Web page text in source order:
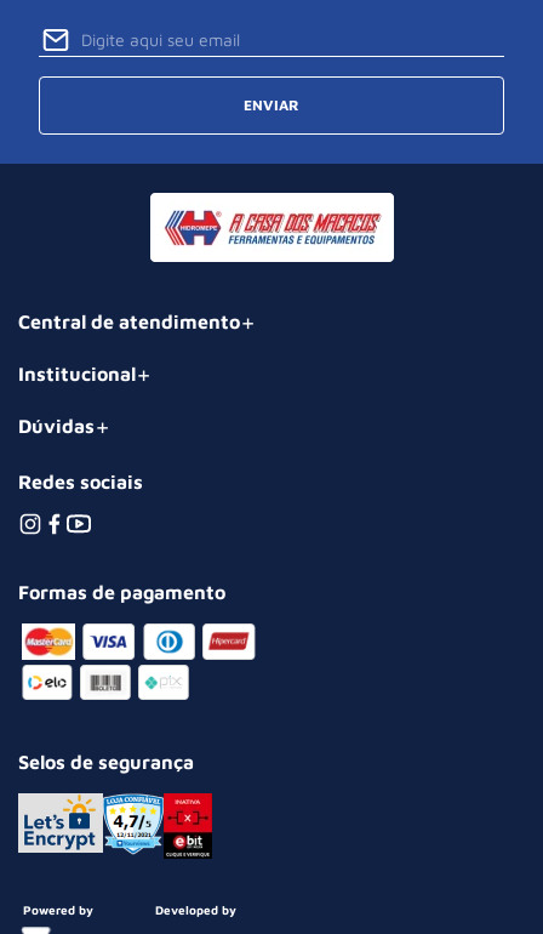
ENVIAR
Central de atendimento
Institucional
Dúvidas
Redes sociais
Formas de pagamento
Selos de segurança
Powered by Developed by